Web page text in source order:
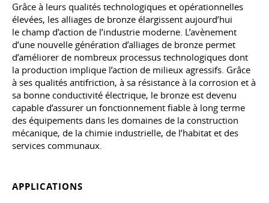
Grâce à leurs qualités technologiques et opérationnelles
élevées, les alliages de bronze élargissent aujourd’hui
le champ d’action de l’industrie moderne. L’avènement
d’une nouvelle génération d’alliages de bronze permet
d’améliorer de nombreux processus technologiques dont
la production implique l’action de milieux agressifs. Grâce
à ses qualités antifriction, à sa résistance à la corrosion et à
sa bonne conductivité électrique, le bronze est devenu
capable d’assurer un fonctionnement fiable à long terme
des équipements dans les domaines de la construction
mécanique, de la chimie industrielle, de l’habitat et des
services communaux.
APPLICATIONS